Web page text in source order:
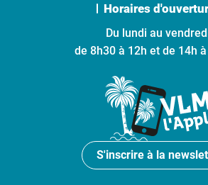
Horaires
Du lundi au
de 8h30 à 12h et de 14h
S'inscrire à la